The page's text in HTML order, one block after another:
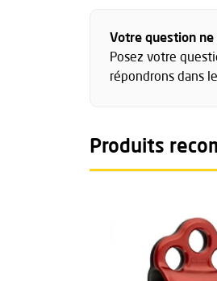
Votre question ne
Posez votre
répondrons dans
Produits